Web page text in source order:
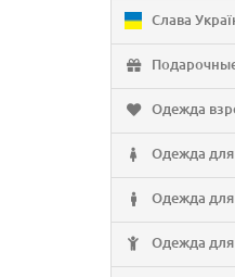
Слава
Одежда
Одежда для
Одежда
Одежда